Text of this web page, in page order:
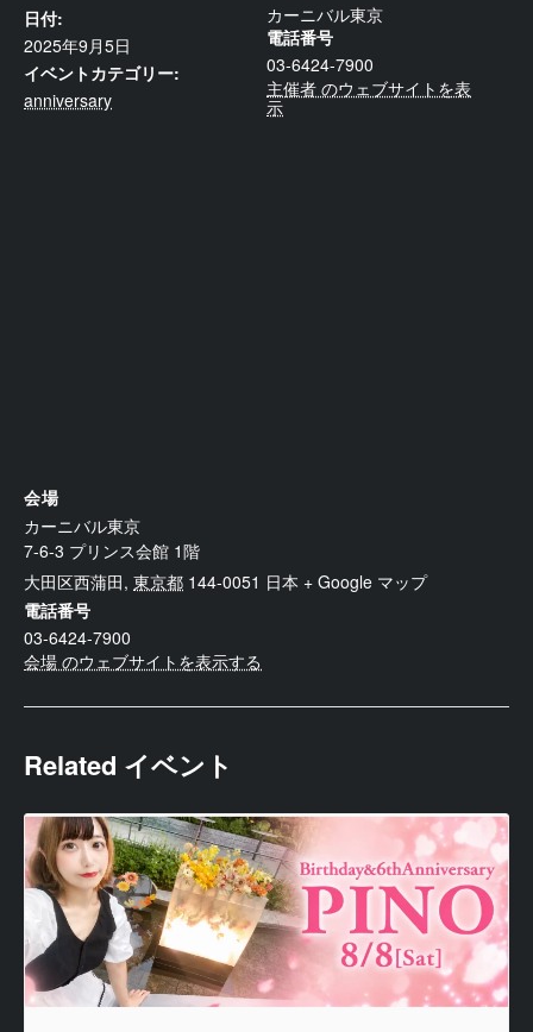
日付:
2025年9月5日
イベントカテゴリー:
anniversary
カーニバル東京
電話番号
03-6424-7900
主催者 のウェブサイトを表
示
会場
カーニバル東京
7-6-3 プリンス会館 1階
大田区西蒲田, 東京都 144-0051 日本 + Google マップ
電話番号
03-6424-7900
会場 のウェブサイトを表示する
Related イベント